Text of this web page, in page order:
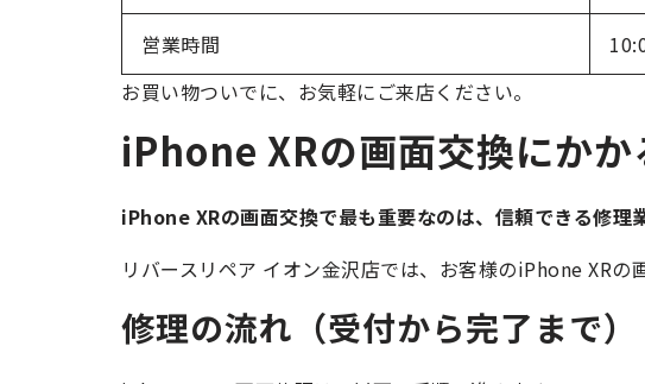
営業時間
お買い物ついでに、お気軽にご来店ください。
iPhone XRの画面交換にか
iPhone XRの画面交換で最も重要なのは、信頼できる修理
リバースリペア イオン金沢店では、お客様のiPhone XRの
修理の流れ（受付から完了まで）